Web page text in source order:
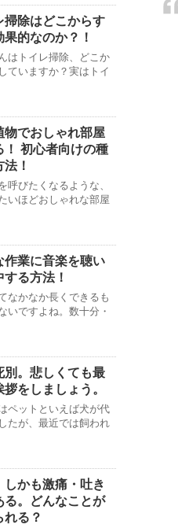
掃除はどこからす
果的なのか？！
はトイレ掃除、どこか
ていますか？実はトイ
物でおしゃれ部屋
！ 初心者向けの種
！
呼びたくなるような、
いほどおしゃれな部屋
作業に音楽を聴い
する方法！
なかなか長くできるも
いですよね。数十分・
別。悲しくても最
拶をしましょう。
ペットといえば犬が代
たが、最近では飼われ
しかも激痛・吐き
る。どんなことが
れる？